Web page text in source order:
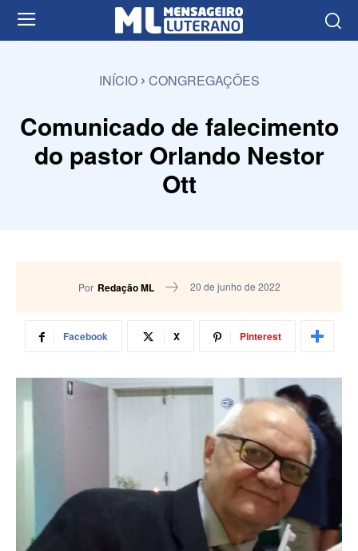
INÍCIO CONGREGAÇÕES
Comunicado de falecimento
do pastor Orlando Nestor
Ott
Por Redação ML 20 de junho de 2022
Facebook X Pinterest